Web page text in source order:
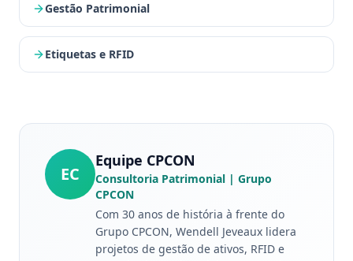
Gestão Patrimonial
Etiquetas e RFID
EC
Equipe CPCON
Consultoria Patrimonial | Grupo
CPCON
Com 30 anos de história à frente do
Grupo CPCON, Wendell Jeveaux lidera
projetos de gestão de ativos, RFID e